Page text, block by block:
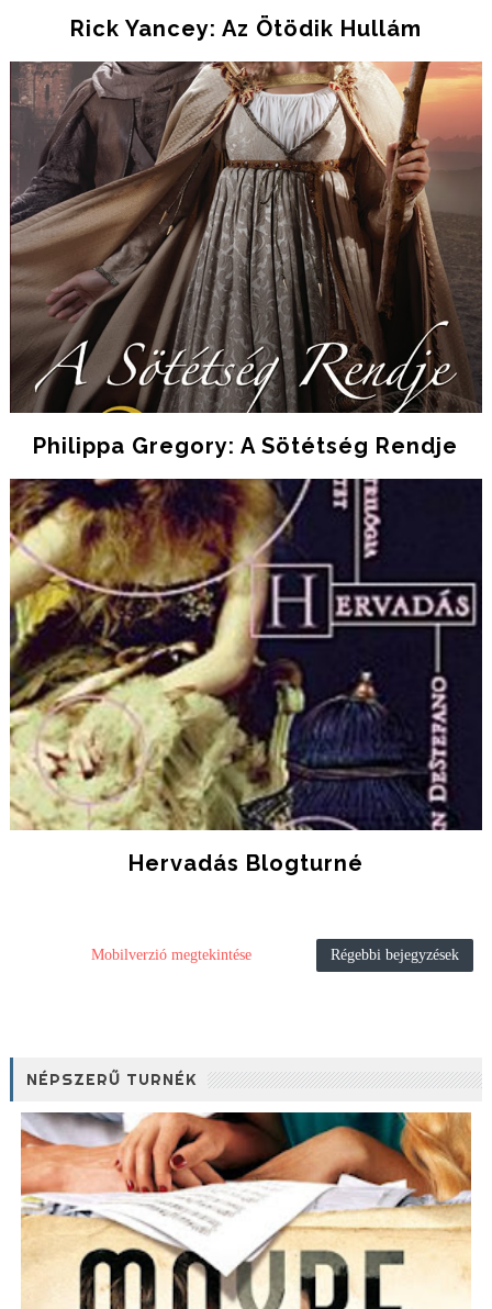
Rick Yancey: Az Ötödik Hullám
Philippa Gregory: A Sötétség Rendje
Hervadás Blogturné
Régebbi bejegyzések
Mobilverzió megtekintése
NÉPSZERŰ TURNÉK